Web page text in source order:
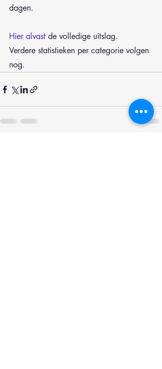
dagen.
Hier alvast de volledige uitslag.
Verdere statistieken per categorie volgen
nog.